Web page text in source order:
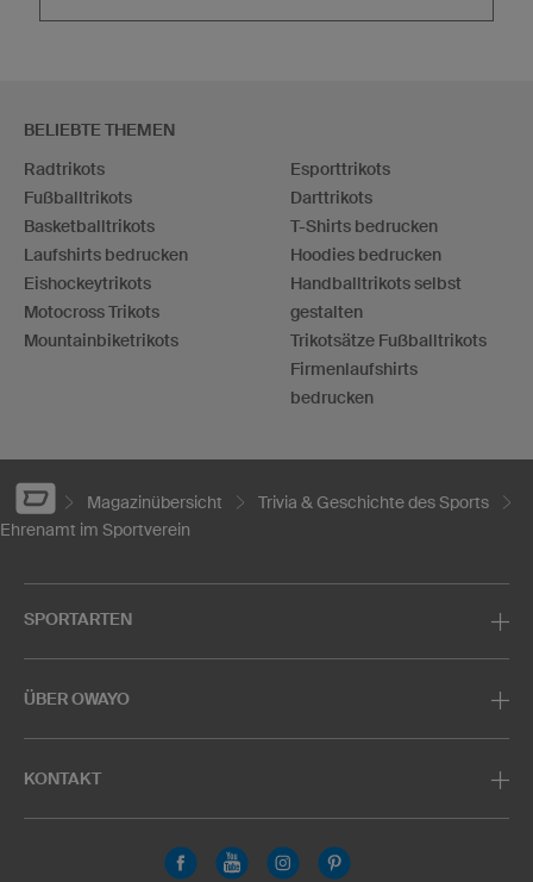
BELIEBTE THEMEN
Radtrikots
Fußballtrikots
Basketballtrikots
Laufshirts bedrucken
Eishockeytrikots
Motocross Trikots
Mountainbiketrikots
Esporttrikots
Darttrikots
T-Shirts bedrucken
Hoodies bedrucken
Handballtrikots selbst
gestalten
Trikotsätze Fußballtrikots
Firmenlaufshirts
bedrucken
Magazinübersicht
Trivia & Geschichte des Sports
Ehrenamt im Sportverein
SPORTARTEN
ÜBER OWAYO
KONTAKT